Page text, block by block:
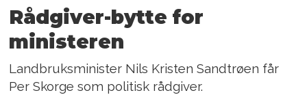
Rådgiver-bytte for
ministeren
Landbruksminister Nils Kristen Sandtrøen får
Per Skorge som politisk rådgiver.